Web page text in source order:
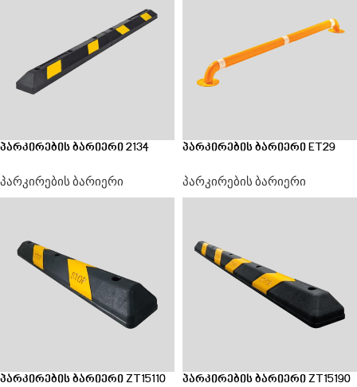
პარკირების ბარიერი 2134
პარკირების ბარიერი
პარკირების ბარიერი ET29
პარკირების ბარიერი
პარკირების ბარიერი ZT15110 პარკირების ბარიერი ZT15190